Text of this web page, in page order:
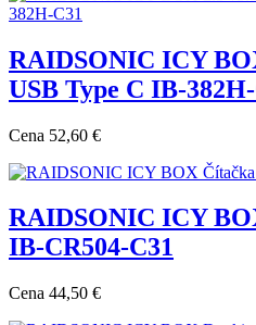
RAIDSONIC ICY
USB Type C IB-
Cena 52,60 €
RAIDSONIC ICY
IB-CR504-C31
Cena 44,50 €